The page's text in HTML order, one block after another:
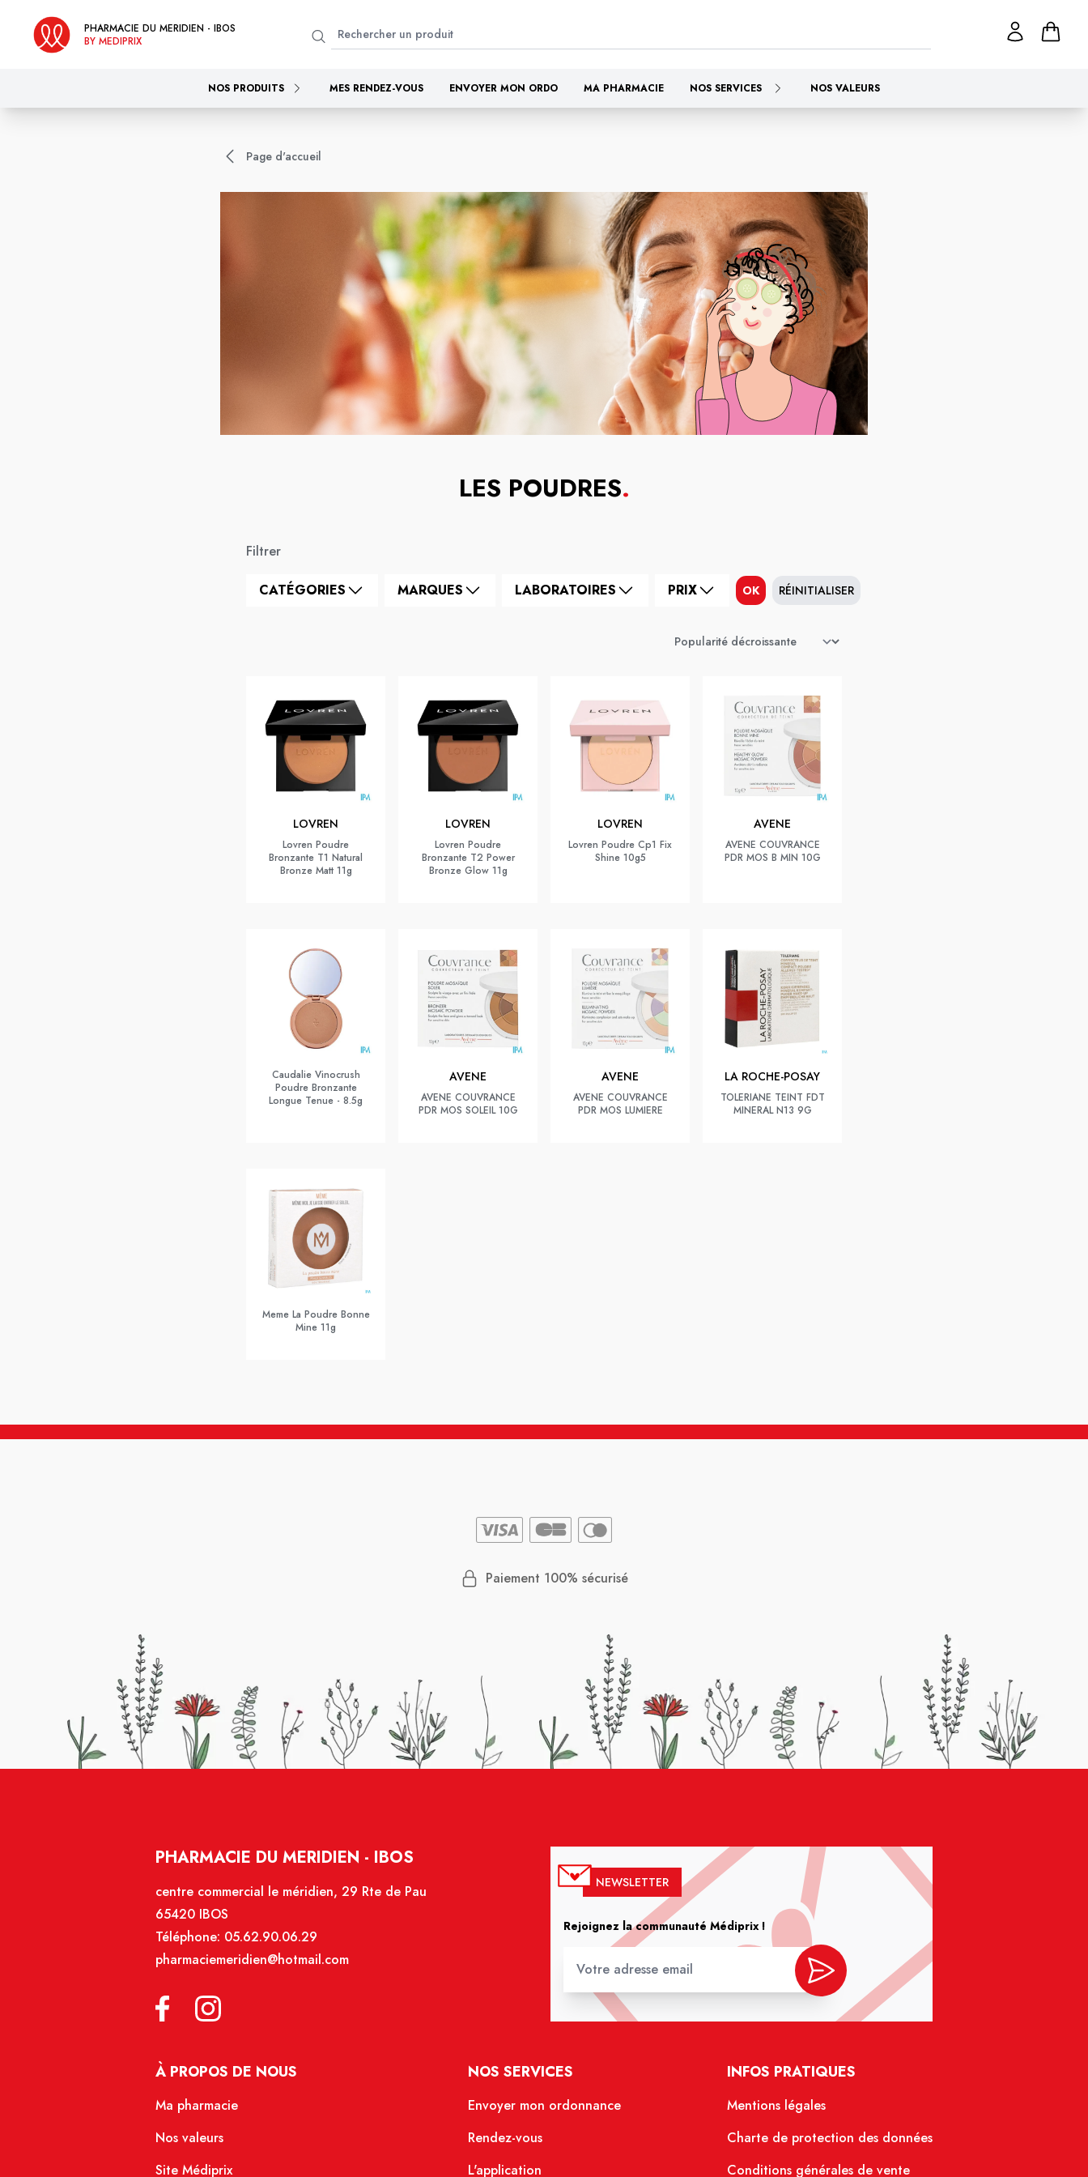
PHARMACIE DU MERIDIEN - IBOS
BY MEDIPRIX
NOS PRODUITS MES RENDEZ-VOUS ENVOYER MON ORDO MA PHARMACIE NOS SERVICES NOS VALEURS
Page d'accueil
LES POUDRES.
Filtrer
CATÉGORIES MARQUES LABORATOIRES PRIX OK RÉINITIALISER
LOVREN
Lovren Poudre
Bronzante T1 Natural
Bronze Matt 11g
LOVREN
Lovren Poudre
Bronzante T2 Power
Bronze Glow 11g
LOVREN
Lovren Poudre Cp1 Fix
Shine 10g5
AVENE
AVENE COUVRANCE
PDR MOS B MIN 10G
Caudalie Vinocrush
Poudre Bronzante
Longue Tenue - 8.5g
AVENE
AVENE COUVRANCE
PDR MOS SOLEIL 10G
AVENE
AVENE COUVRANCE
PDR MOS LUMIERE
LA ROCHE-POSAY
TOLERIANE TEINT FDT
MINERAL N13 9G
Meme La Poudre Bonne
Mine 11g
Paiement 100% sécurisé
PHARMACIE DU MERIDIEN - IBOS
centre commercial le méridien, 29 Rte de Pau
65420 IBOS
Téléphone: 05.62.90.06.29
pharmaciemeridien@hotmail.com
NEWSLETTER
Rejoignez la communauté Médiprix !
À PROPOS DE NOUS
Ma pharmacie
Nos valeurs
Site Médiprix
NOS SERVICES
Envoyer mon ordonnance
Rendez-vous
L'application
INFOS PRATIQUES
Mentions légales
Charte de protection des données
Conditions générales de vente